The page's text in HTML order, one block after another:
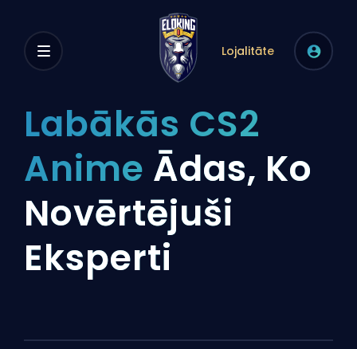
Lojalitāte
Labākās CS2
Anime Ādas, Ko
Novērtējuši
Eksperti